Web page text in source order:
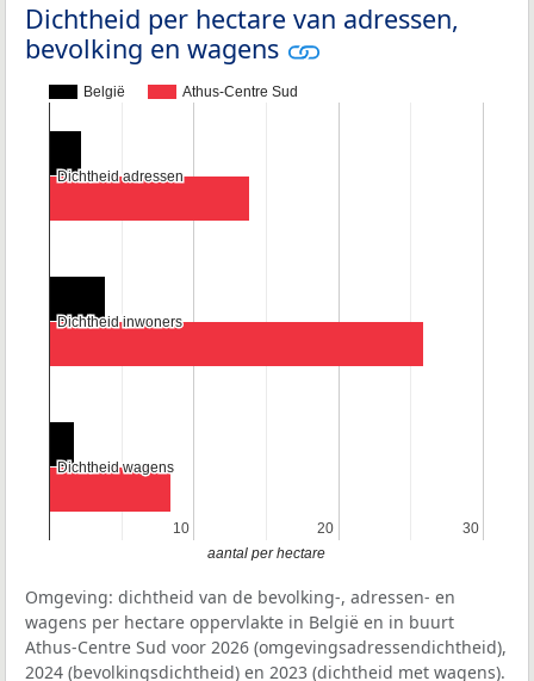
Dichtheid per hectare van adressen,
bevolking en wagens
België Athus-Centre Sud
10
10 20
20 30
30
Dichtheid adressen
Dichtheid adressen
Dichtheid inwoners
Dichtheid inwoners
Dichtheid wagens
Dichtheid wagens
aantal per hectare
Omgeving: dichtheid van de bevolking-, adressen- en
wagens per hectare oppervlakte in België en in buurt
Athus-Centre Sud voor 2026 (omgevingsadressendichtheid),
2024 (bevolkingsdichtheid) en 2023 (dichtheid met wagens).